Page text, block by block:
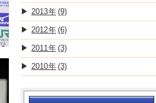
2013 (9)
2012 (6)
2011 (3)
2010 (3)